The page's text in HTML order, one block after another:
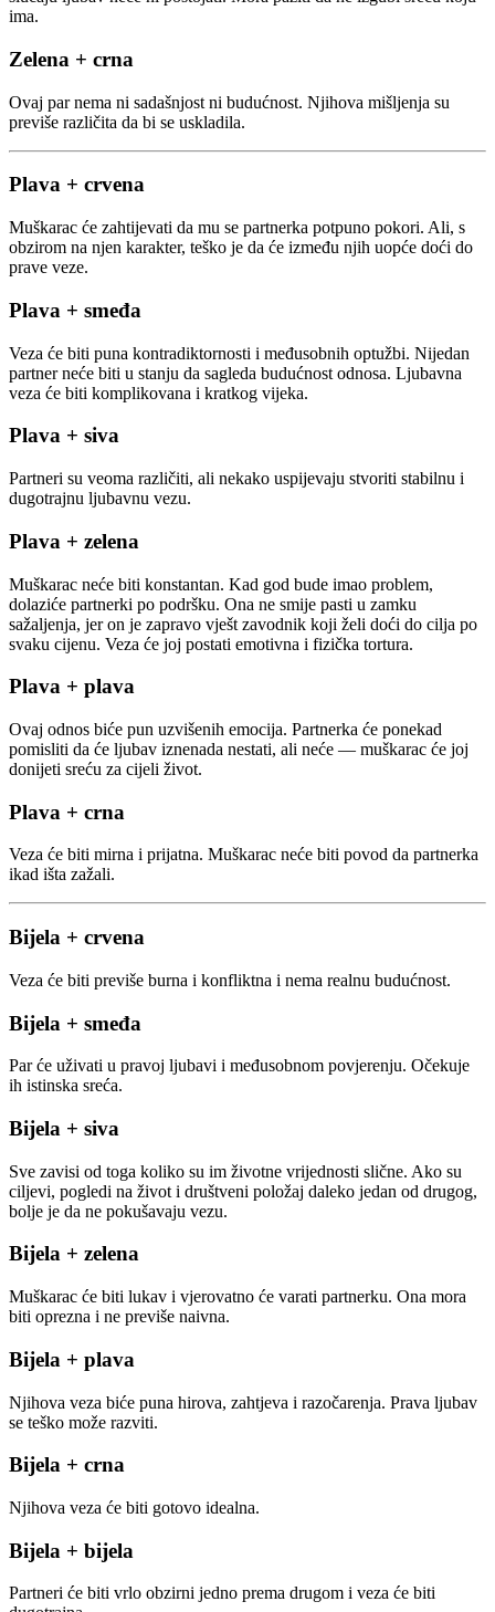
ima.
Zelena + crna
Ovaj par nema ni sadašnjost ni budućnost. Njihova mišljenja su
previše različita da bi se uskladila.
Plava + crvena
Muškarac će zahtijevati da mu se partnerka potpuno pokori. Ali, s
obzirom na njen karakter, teško je da će između njih uopće doći do
prave veze.
Plava + smeđa
Veza će biti puna kontradiktornosti i međusobnih optužbi. Nijedan
partner neće biti u stanju da sagleda budućnost odnosa. Ljubavna
veza će biti komplikovana i kratkog vijeka.
Plava + siva
Partneri su veoma različiti, ali nekako uspijevaju stvoriti stabilnu i
dugotrajnu ljubavnu vezu.
Plava + zelena
Muškarac neće biti konstantan. Kad god bude imao problem,
dolaziće partnerki po podršku. Ona ne smije pasti u zamku
sažaljenja, jer on je zapravo vješt zavodnik koji želi doći do cilja po
svaku cijenu. Veza će joj postati emotivna i fizička tortura.
Plava + plava
Ovaj odnos biće pun uzvišenih emocija. Partnerka će ponekad
pomisliti da će ljubav iznenada nestati, ali neće — muškarac će joj
donijeti sreću za cijeli život.
Plava + crna
Veza će biti mirna i prijatna. Muškarac neće biti povod da partnerka
ikad išta zažali.
Bijela + crvena
Veza će biti previše burna i konfliktna i nema realnu budućnost.
Bijela + smeđa
Par će uživati u pravoj ljubavi i međusobnom povjerenju. Očekuje
ih istinska sreća.
Bijela + siva
Sve zavisi od toga koliko su im životne vrijednosti slične. Ako su
ciljevi, pogledi na život i društveni položaj daleko jedan od drugog,
bolje je da ne pokušavaju vezu.
Bijela + zelena
Muškarac će biti lukav i vjerovatno će varati partnerku. Ona mora
biti oprezna i ne previše naivna.
Bijela + plava
Njihova veza biće puna hirova, zahtjeva i razočarenja. Prava ljubav
se teško može razviti.
Bijela + crna
Njihova veza će biti gotovo idealna.
Bijela + bijela
Partneri će biti vrlo obzirni jedno prema drugom i veza će biti